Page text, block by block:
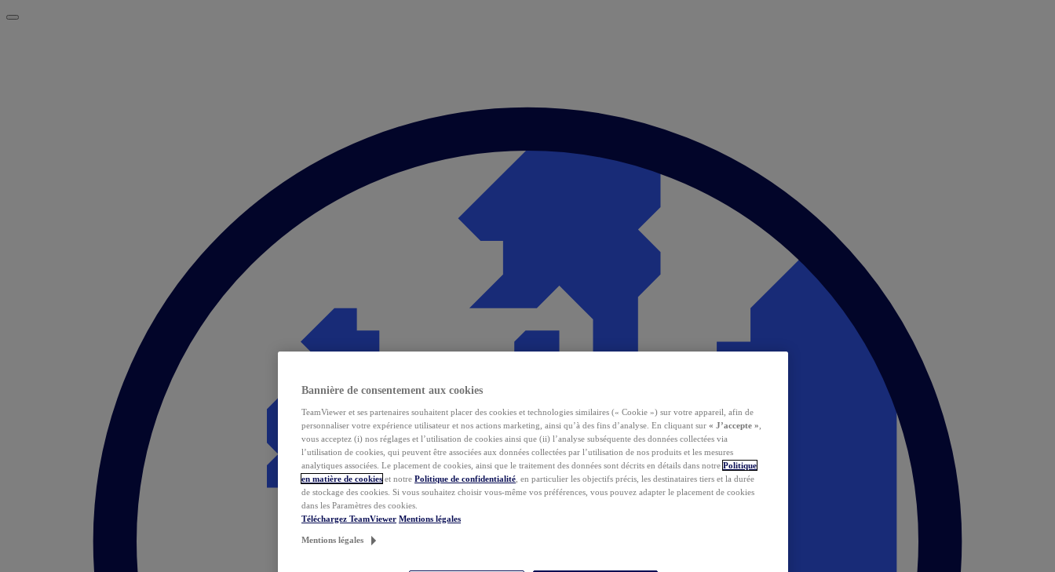
Bannière de consentement aux cookies
TeamViewer et ses partenaires souhaitent placer des cookies et technologies similaires (« Cookie ») sur votre appareil, afin de
personnaliser votre expérience utilisateur et nos actions marketing, ainsi qu’à des fins d’analyse. En cliquant sur « J’accepte »
vous acceptez (i) nos réglages et l’utilisation de cookies ainsi que (ii) l’analyse subséquente des données collectées via
l’utilisation de cookies, qui peuvent être associées aux données collectées par l’utilisation de nos produits et les mesures
analytiques associées. Le placement de cookies, ainsi que le traitement des données sont décrits en détails dans notre Politique
en matière de cookies et notre Politique de confidentialité , en particulier les objectifs précis, les destinataires tiers et la durée
de stockage des cookies. Si vous souhaitez choisir vous-même vos préférences, vous pouvez adapter le placement de cookies
dans les Paramètres des cookies.
Téléchargez TeamViewer Mentions légales
Mentions légales